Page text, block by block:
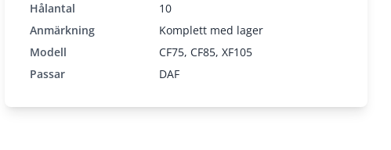
Hålantal
10
Anmärkning
Komplett med lager
Modell
CF75, CF85, XF105
Passar
DAF